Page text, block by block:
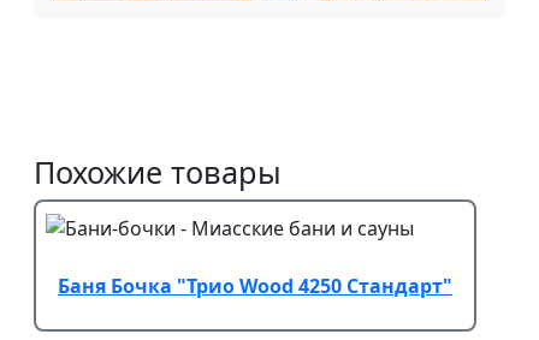
Похожие товары
Баня Бочка "Трио Wood 4250 Стандарт"